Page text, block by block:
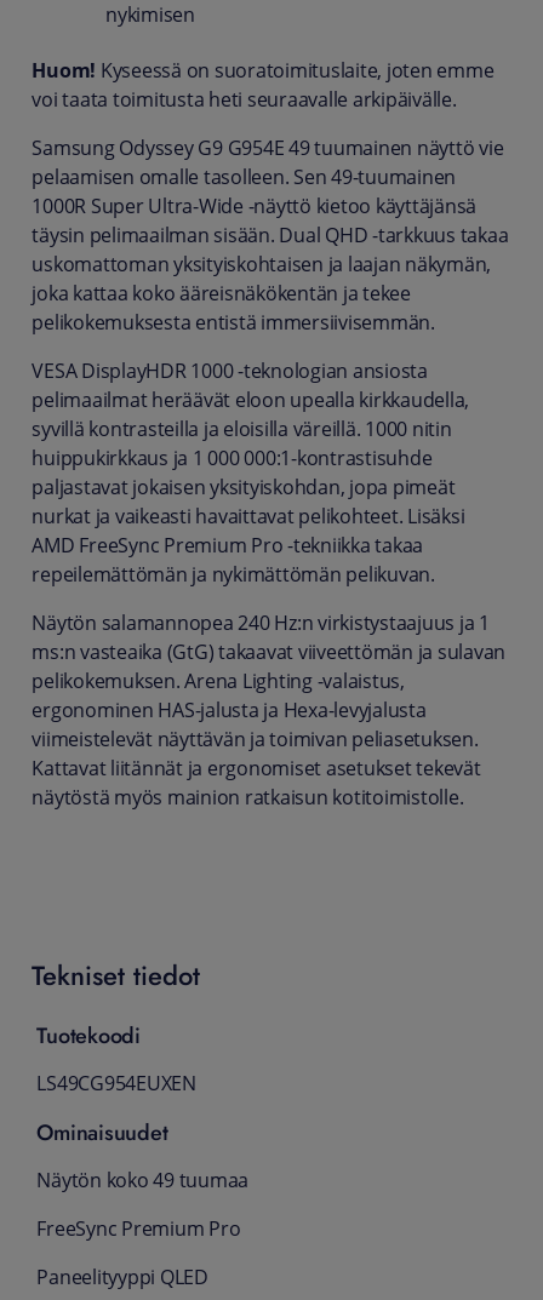
nykimisen
Huom! Kyseessä on suoratoimituslaite, joten emme
voi taata toimitusta heti seuraavalle arkipäivälle.
Samsung Odyssey G9 G954E 49 tuumainen näyttö vie
pelaamisen omalle tasolleen. Sen 49-tuumainen
1000R Super Ultra-Wide -näyttö kietoo käyttäjänsä
täysin pelimaailman sisään. Dual QHD -tarkkuus takaa
uskomattoman yksityiskohtaisen ja laajan näkymän,
joka kattaa koko ääreisnäkökentän ja tekee
pelikokemuksesta entistä immersiivisemmän.
VESA DisplayHDR 1000 -teknologian ansiosta
pelimaailmat heräävät eloon upealla kirkkaudella,
syvillä kontrasteilla ja eloisilla väreillä. 1000 nitin
huippukirkkaus ja 1 000 000:1-kontrastisuhde
paljastavat jokaisen yksityiskohdan, jopa pimeät
nurkat ja vaikeasti havaittavat pelikohteet. Lisäksi
AMD FreeSync Premium Pro -tekniikka takaa
repeilemättömän ja nykimättömän pelikuvan.
Näytön salamannopea 240 Hz:n virkistystaajuus ja 1
ms:n vasteaika (GtG) takaavat viiveettömän ja sulavan
pelikokemuksen. Arena Lighting -valaistus,
ergonominen HAS-jalusta ja Hexa-levyjalusta
viimeistelevät näyttävän ja toimivan peliasetuksen.
Kattavat liitännät ja ergonomiset asetukset tekevät
näytöstä myös mainion ratkaisun kotitoimistolle.
Tekniset tiedot
Tuotekoodi
LS49CG954EUXEN
Ominaisuudet
Näytön koko 49 tuumaa
FreeSync Premium Pro
Paneelityyppi QLED